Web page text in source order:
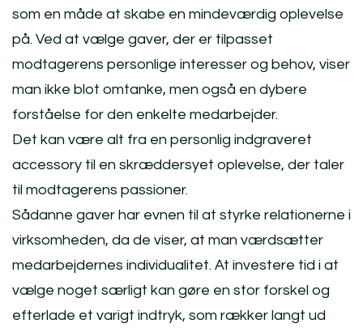
som en måde at skabe en mindeværdig oplevelse
på. Ved at vælge gaver, der er tilpasset
modtagerens personlige interesser og behov, viser
man ikke blot omtanke, men også en dybere
forståelse for den enkelte medarbejder.
Det kan være alt fra en personlig indgraveret
accessory til en skræddersyet oplevelse, der taler
til modtagerens passioner.
Sådanne gaver har evnen til at styrke relationerne i
virksomheden, da de viser, at man værdsætter
medarbejdernes individualitet. At investere tid i at
vælge noget særligt kan gøre en stor forskel og
efterlade et varigt indtryk, som rækker langt ud